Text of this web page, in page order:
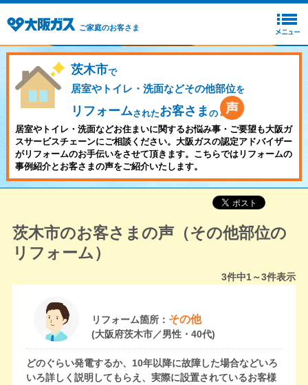
ご家庭のお客さま
茨木市で
居室やトイレ・洗面などその他部位を
リフォームされたお客さま の
居室やトイレ・洗面などお住まいに関するお悩み事・ご要望も大阪ガ
スサービスチェーンにご相談ください。大阪ガスの認定アドバイザー
がリフォームのお手伝いをさせて頂きます。こちらではリフォームの
事例紹介とお客さまの声をご紹介いたします。
茨木市のお客さまの声（その他部位の
リフォーム）
3件中1～3件表示
リフォーム箇所： その他
(大阪府茨木市／男性・40代)
どのぐらい発電するか、10年以降に故障した場合などいろ
いろ詳しく説明してもらえ、実際に設置されているお客様